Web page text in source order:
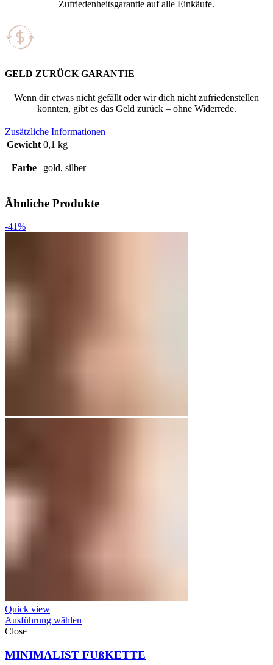
Zufriedenheitsgarantie auf alle Einkäufe.
GELD ZURÜCK GARANTIE
Wenn dir etwas nicht gefällt oder wir dich nicht zufriedenstellen
konnten, gibt es das Geld zurück – ohne Widerrede.
Zusätzliche Informationen
Gewicht 0,1 kg
Farbe gold, silber
Ähnliche Produkte
-41%
Quick view
Ausführung wählen
Close
MINIMALIST FUßKETTE